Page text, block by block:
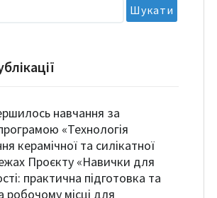
«Технологія
керамічної та силікатної
Проєкту «Навички для
практична підготовка та
робочому місці для